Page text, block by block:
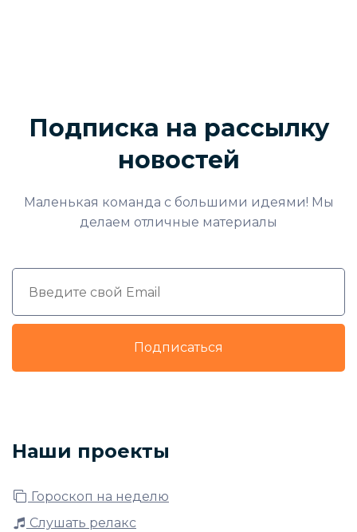
Подписка на рассылку
новостей
Маленькая команда с большими идеями! Мы
делаем отличные материалы
Подписаться
Наши проекты
Гороскоп на неделю
Слушать релакс